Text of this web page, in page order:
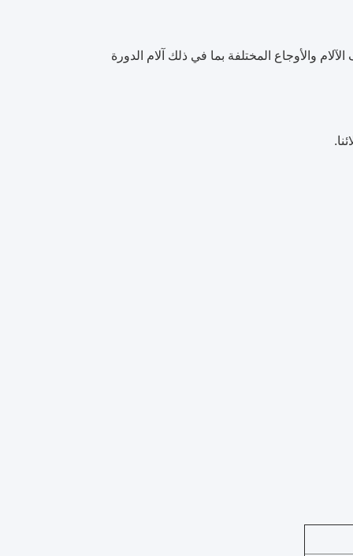
والأوجاع المختلفة بما في ذلك آلام الدورة